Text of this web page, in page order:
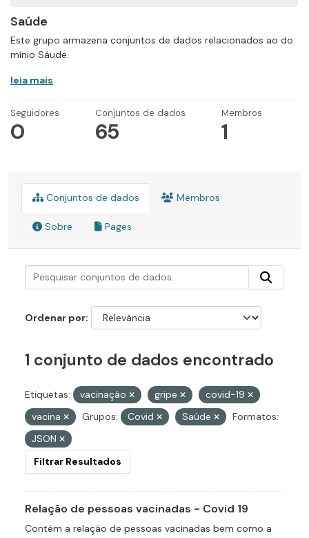
Saúde
Este grupo armazena conjuntos de dados relacionados ao do
mínio Sáude.
leia mais
Seguidores
0
Conjuntos de dados
65
Membros
1
Conjuntos de dados Membros
Sobre Pages
Ordenar por
1 conjunto de dados encontrado
Etiquetas: vacinação gripe
covid-19
vacina
Grupos: Covid Saúde
Formatos:
JSON
Filtrar Resultados
Relação de pessoas vacinadas - Covid 19
Contém a relação de pessoas vacinadas bem como a